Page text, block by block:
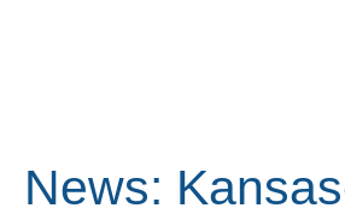
News: